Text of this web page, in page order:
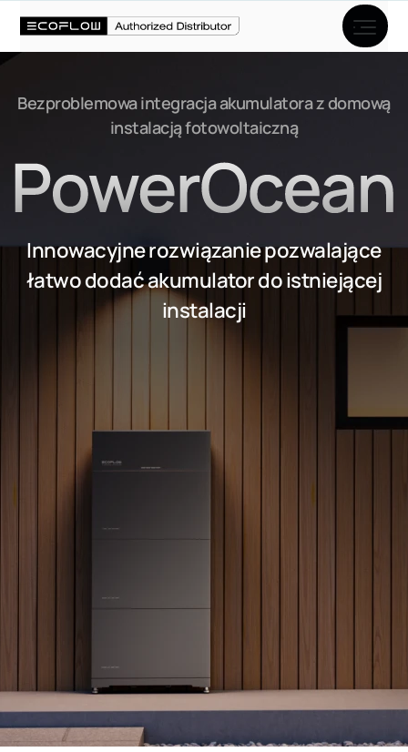
Bezproblemowa integracja akumulatora z domową
instalacją fotowoltaiczną
Innowacyjne rozwiązanie pozwalające
łatwo dodać akumulator do istniejącej
instalacji